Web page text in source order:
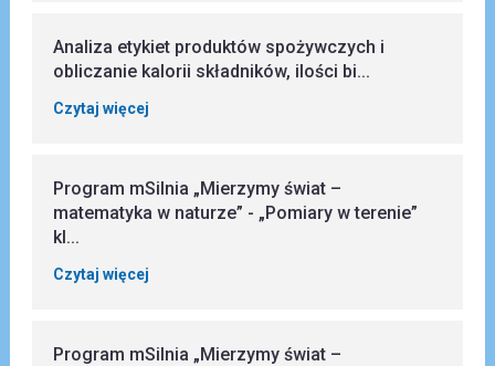
Analiza etykiet produktów spożywczych i
obliczanie kalorii składników, ilości bi...
Czytaj więcej
Program mSilnia „Mierzymy świat –
matematyka w naturze” - „Pomiary w terenie”
kl...
Czytaj więcej
Program mSilnia „Mierzymy świat –